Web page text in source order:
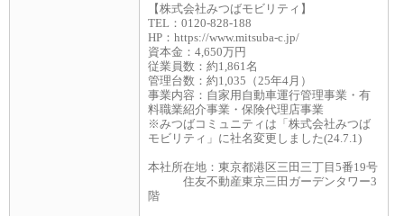
【株式会社みつばモビリティ】
TEL：0120-828-188
HP：https://www.mitsuba-c.jp/
資本金：4,650万円
従業員数：約1,861名
管理台数：約1,035（25年4月）
事業内容：自家用自動車運行管理事業・有
料職業紹介事業・保険代理店事業
※みつばコミュニティは「株式会社みつば
モビリティ」に社名変更しました(24.7.1)
本社所在地：東京都港区三田三丁目5番19号
住友不動産東京三田ガーデンタワー3
階